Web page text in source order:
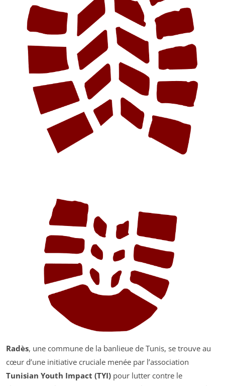
Radès, une commune de la banlieue de Tunis, se trouve au
cœur d’une initiative cruciale menée par l’association
Tunisian Youth Impact (TYI) pour lutter contre le